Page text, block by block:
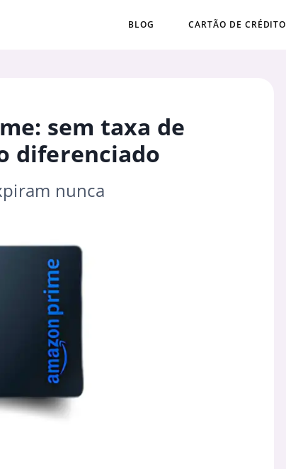
BLOG CARTÃO DE CRÉDITO
sem taxa de
diferenciado
nunca